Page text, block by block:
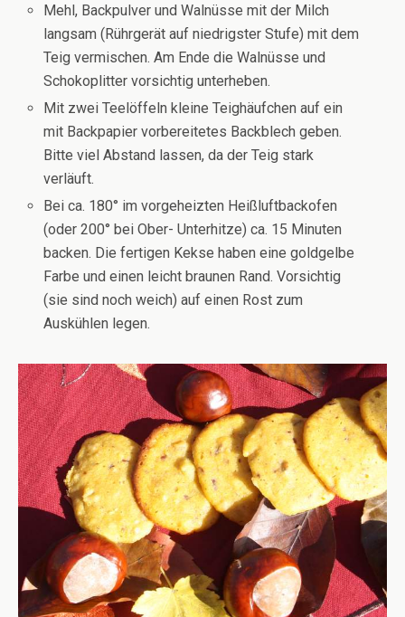
Mehl, Backpulver und Walnüsse mit der Milch
langsam (Rührgerät auf niedrigster Stufe) mit dem
Teig vermischen. Am Ende die Walnüsse und
Schokoplitter vorsichtig unterheben.
Mit zwei Teelöffeln kleine Teighäufchen auf ein
mit Backpapier vorbereitetes Backblech geben.
Bitte viel Abstand lassen, da der Teig stark
verläuft.
Bei ca. 180° im vorgeheizten Heißluftbackofen
(oder 200° bei Ober- Unterhitze) ca. 15 Minuten
backen. Die fertigen Kekse haben eine goldgelbe
Farbe und einen leicht braunen Rand. Vorsichtig
(sie sind noch weich) auf einen Rost zum
Auskühlen legen.